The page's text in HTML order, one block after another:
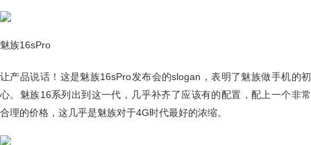
魅族16sPro
让产品说话！这是魅族16sPro发布会的slogan，表明了魅族做手机的初
心。魅族16系列出到这一代，几乎补齐了应该有的配置，配上一个非常
合理的价格，这几乎是魅族对于4G时代最好的浓缩。